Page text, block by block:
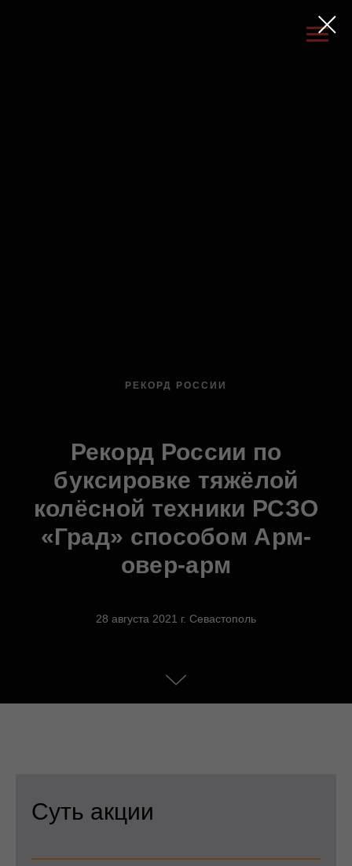
РЕКОРД РОССИИ
Рекорд России по
буксировке тяжёлой
колёсной техники РСЗО
«Град» способом Арм-
овер-арм
28 августа 2021 г. Севастополь
Суть акции